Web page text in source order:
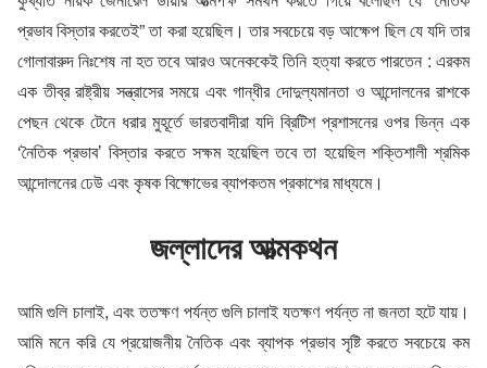
প্রভাব বিস্তার করতেই” তা করা হয়েছিল। তার সবচেয়ে বড় আক্ষেপ ছিল যে যদি তার
গোলাবারুদ নিঃশেষ না হত তবে আরও অনেককেই তিনি হত্যা করতে পারতেন : এরকম
এক তীব্র রাষ্ট্রীয় সন্ত্রাসের সময়ে এবং গান্ধীর দোদুল্যমানতা ও আন্দোলনের রাশকে
পেছন থেকে টেনে ধরার মুহূর্তে ভারতবাদীরা যদি ব্রিটিশ প্রশাসনের ওপর ভিন্ন এক
‘নৈতিক প্রভাব’ বিস্তার করতে সক্ষম হয়েছিল তবে তা হয়েছিল শক্তিশালী শ্রমিক
আন্দোলনের ঢেউ এবং কৃষক বিক্ষোভের ব্যাপকতম প্রকাশের মাধ্যমে।
জল্লাদের আত্মকথন
আমি গুলি চালাই, এবং ততক্ষণ পর্যন্ত গুলি চালাই যতক্ষণ পর্যন্ত না জনতা হটে যায়।
আমি মনে করি যে প্রয়োজনীয় নৈতিক এবং ব্যাপক প্রভাব সৃষ্টি করতে সবচেয়ে কম